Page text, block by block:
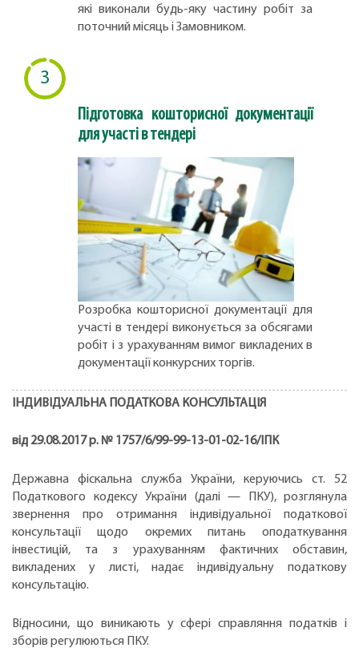
які виконали будь-яку частину робіт за
поточний місяць і Замовником.
3
Підготовка кошторисної документації
для участі в тендері
Розробка кошторисної документації для
участі в тендері виконується за обсягами
робіт і з урахуванням вимог викладених в
документації конкурсних торгів.
ІНДИВІДУАЛЬНА ПОДАТКОВА КОНСУЛЬТАЦІЯ
від 29.08.2017 р. № 1757/6/99-99-13-01-02-16/IПК
Державна фіскальна служба України, керуючись ст. 52
Податкового кодексу України (далі — ПКУ), розглянула
звернення про отримання індивідуальної податкової
консультації щодо окремих питань оподаткування
інвестицій, та з урахуванням фактичних обставин,
викладених у листі, надає індивідуальну податкову
консультацію.
Відносини, що виникають у сфері справляння податків і
зборів регулюються ПКУ.